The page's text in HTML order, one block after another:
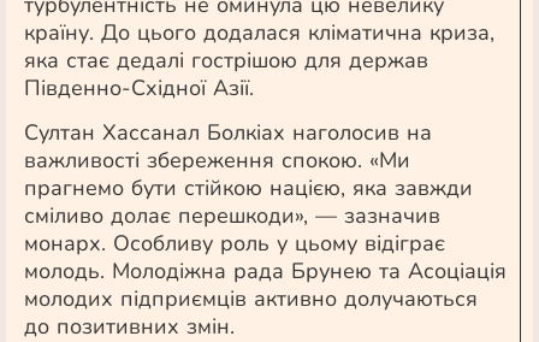
країну. До цього додалася кліматична криза,
яка стає дедалі гострішою для держав
Південно-Східної Азії.
Султан Хассанал Болкіах наголосив на
важливості збереження спокою. «Ми
прагнемо бути стійкою нацією, яка завжди
сміливо долає перешкоди», — зазначив
монарх. Особливу роль у цьому відіграє
молодь. Молодіжна рада Брунею та Асоціація
молодих підприємців активно долучаються
до позитивних змін.